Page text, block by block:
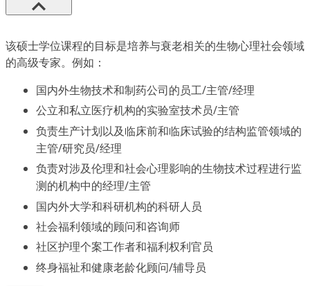
该硕士学位课程的目标是培养与衰老相关的生物心理社会领域
的高级专家。例如：
国内外生物技术和制药公司的员工/主管/经理
公立和私立医疗机构的实验室技术员/主管
负责生产计划以及临床前和临床试验的结构监管领域的
主管/研究员/经理
负责对涉及伦理和社会心理影响的生物技术过程进行监
测的机构中的经理/主管
国内外大学和科研机构的科研人员
社会福利领域的顾问和咨询师
社区护理个案工作者和福利权利官员
终身福祉和健康老龄化顾问/辅导员